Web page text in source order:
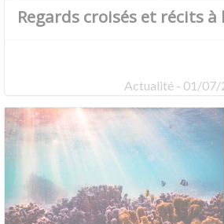
Regards croisés et récits à
Actualité - 01/07/